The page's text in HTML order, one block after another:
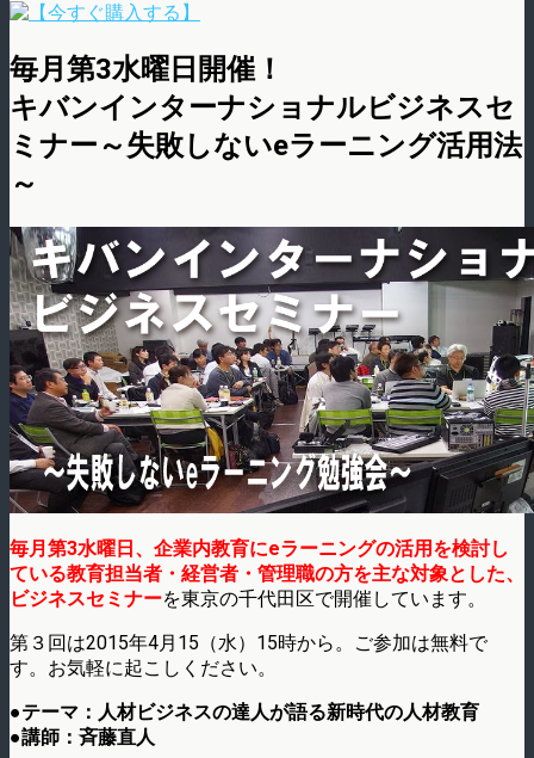
毎月第3水曜日開催！
キバンインターナショナルビジネスセ
ミナー～失敗しないeラーニング活用法
～
毎月第3水曜日、企業内教育にeラーニングの活用を検討し
ている教育担当者・経営者・管理職の方を主な対象とした、
ビジネスセミナーを東京の千代田区で開催しています。
第３回は2015年4月15（水）15時から。ご参加は無料で
す。お気軽に起こしください。
●テーマ：人材ビジネスの達人が語る新時代の人材教育
●講師：斉藤直人